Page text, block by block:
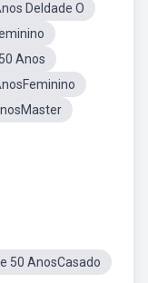
DeIdade O
Anos
50 AnosCasado